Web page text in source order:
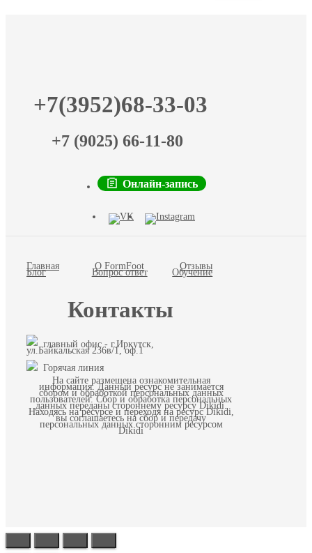
+7(3952)68-33-03
+7 (9025) 66-11-80
Онлайн-запись
Главная О FormFoot Отзывы
Блог Вопрос ответ Обучение
Контакты
главный офис - г.Иркутск,
ул.Байкальская 236в/1, оф.1
Горячая линия
На сайте размещена ознакомительная
информация. Данный ресурс не занимается
сбором и обработкой персональных данных
пользователей. Сбор и обработка персональных
данных переданы стороннему ресурсу Dikidi.
Находясь на ресурсе и переходя на ресурс Dikidi,
вы соглашаетесь на сбор и передачу
персональных данных сторонним ресурсом
Dikidi